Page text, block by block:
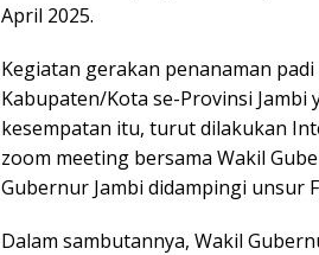
April 2025.
Kegiatan gerakan penanaman
Kabupaten/Kota se-Provinsi
kesempatan itu, turut dilakukan
zoom meeting bersama Wakil
Gubernur Jambi didampingi unsur
Dalam sambutannya, Wakil